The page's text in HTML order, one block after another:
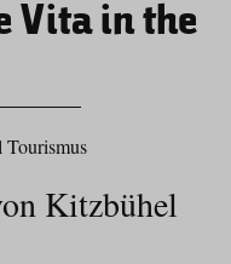
Vita in the
Kitzbühel